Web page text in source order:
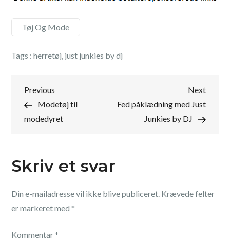
Tøj Og Mode
Tags :herretøj just junkies by dj
Indlægsnavigation
Previous
Post
Previous
Modetøj til
modedyret
Next
Post
Next
Fed påklædning med Just
Junkies by DJ
Skriv et svar
Din e-mailadresse vil ikke blive publiceret. Krævede felter
er markeret med*
Kommentar*